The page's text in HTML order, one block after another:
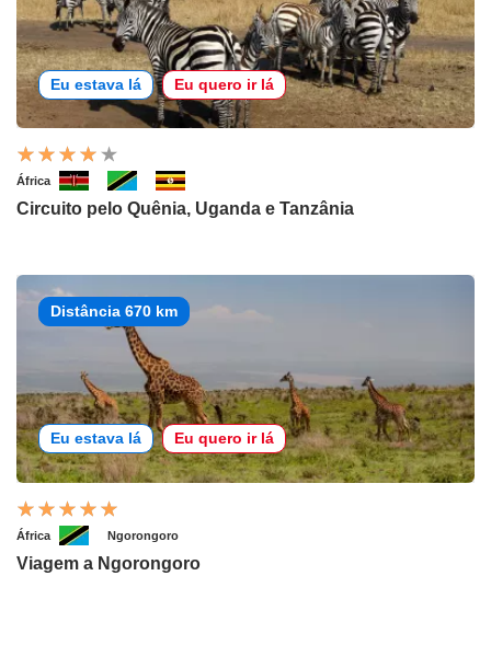
Eu estava lá Eu quero ir lá
África
Circuito pelo Quênia, Uganda e Tanzânia
Distância 670 km
Eu estava lá Eu quero ir lá
África Ngorongoro
Viagem a Ngorongoro